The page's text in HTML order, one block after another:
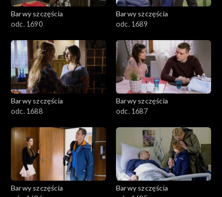
1301–1400
1101–1200
1001–1100
901–1000
801–900
782–800
Barwy szczęścia
odc. 1690
Barwy szczęścia
odc. 1689
Barwy szczęścia
odc. 1688
Barwy szczęścia
odc. 1687
Barwy szczęścia
Barwy szczęścia